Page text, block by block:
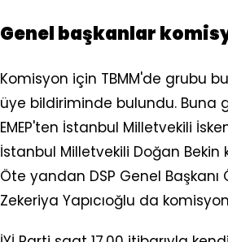
Genel başkanlar
Komisyon için TBMM'de grubu
üye bildiriminde bulundu. Buna
EMEP'ten İstanbul Milletvekili
İstanbul Milletvekili Doğan Bekin
Öte yandan DSP Genel Başkanı
Zekeriya Yapıcıoğlu da